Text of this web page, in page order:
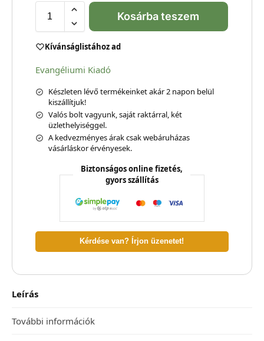
Kosárba teszem
Kívánságlistához ad
Evangéliumi Kiadó
Készleten lévő termékeinket akár 2 napon belül
kiszállítjuk!
Valós bolt vagyunk, saját raktárral, két
üzlethelyiséggel.
A kedvezményes árak csak webáruházas
vásárláskor érvényesek.
Biztonságos online fizetés,
gyors szállítás
Kérdése van? Írjon üzenetet!
Leírás
További információk